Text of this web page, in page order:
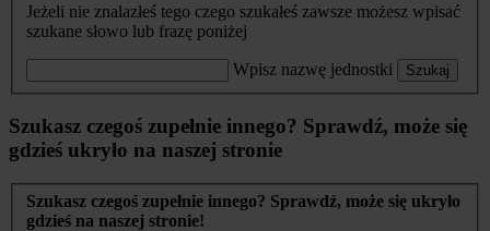
Jeżeli nie znalazłeś tego czego szukałeś zawsze możesz wpisać
szukane słowo lub frazę poniżej
Wpisz nazwę jednostki Szukaj
Szukasz czegoś zupełnie innego? Sprawdź, może się
gdzieś ukryło na naszej stronie
Szukasz czegoś zupełnie innego? Sprawdź, może się ukryło
gdzieś na naszej stronie!